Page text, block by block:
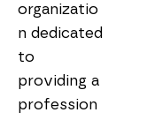
organizatio
n dedicated
to
providing a
profession